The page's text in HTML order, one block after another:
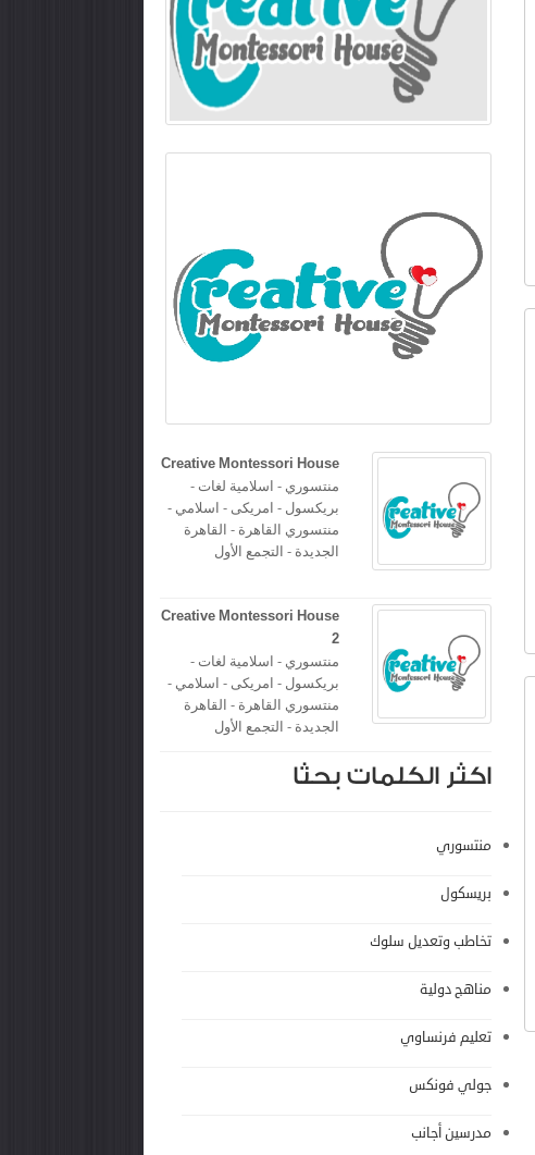
Creative Montessori House
منتسوري - اسلامية لغات -
بريكسول - امريكى - اسلامي -
منتسوري القاهرة - القاهرة
الجديدة - التجمع الأول
Creative Montessori House
2
منتسوري - اسلامية لغات -
بريكسول - امريكى - اسلامي -
منتسوري القاهرة - القاهرة
الجديدة - التجمع الأول
اكثر الكلمات بحثا
منتسوري
بريسكول
تخاطب وتعديل سلوك
مناهج دولية
تعليم فرنساوي
جولي فونكس
مدرسين أجانب